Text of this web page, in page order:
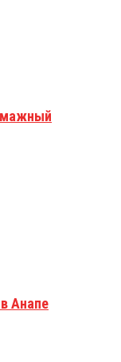
Анапе